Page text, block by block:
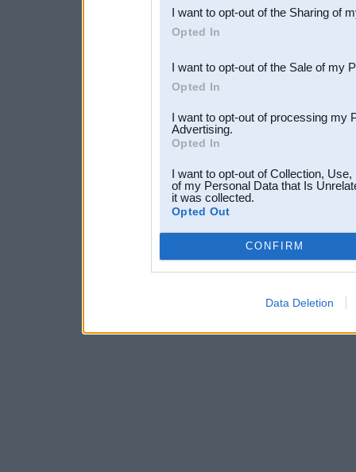
Downstream Participants
third parties.
I want to opt-out of the Sharing of
Opted In
I want to opt-out of the Sale of my
Opted In
I want to opt-out of processing my
Advertising.
Opted In
I want to opt-out of Collection,
of my Personal Data that Is
it was collected.
Opted Out
CONFIRM
Data Deletion